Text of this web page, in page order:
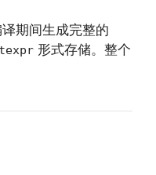
期间生成完整的
形式存储。整个